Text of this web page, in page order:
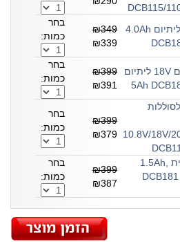
DCB115/
סוללה 18V ליתיום 4.0Ah
₪349
בחר
כמות:
סוללה ליתיום 18V ליתיום
5Ah
₪399
בחר
כמות:
10.8V/18V/
₪399
בחר
כמות:
סוללה מקורית 1.5Ah,
18V ליתיום DCB181
₪399
בחר
כמות: